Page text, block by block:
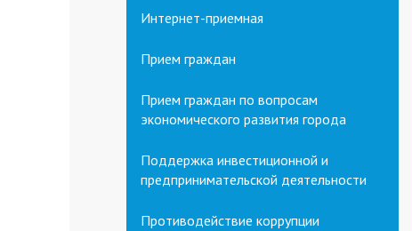
Интернет-приемная
Прием граждан
Прием граждан по вопросам
экономического развития города
Поддержка инвестиционной и
предпринимательской деятельности
Противодействие коррупции